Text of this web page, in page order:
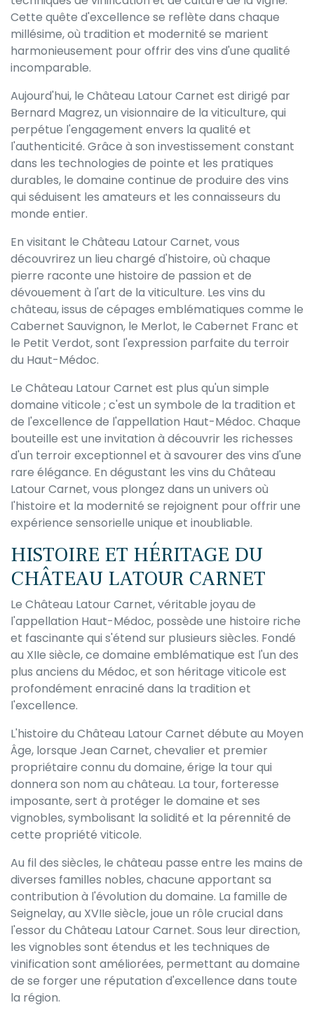
Cette quête d'excellence se reflète dans chaque
millésime, où tradition et modernité se marient
harmonieusement pour offrir des vins d'une qualité
incomparable.
Aujourd'hui, le Château Latour Carnet est dirigé par
Bernard Magrez, un visionnaire de la viticulture, qui
perpétue l'engagement envers la qualité et
l'authenticité. Grâce à son investissement constant
dans les technologies de pointe et les pratiques
durables, le domaine continue de produire des vins
qui séduisent les amateurs et les connaisseurs du
monde entier.
En visitant le Château Latour Carnet, vous
découvrirez un lieu chargé d'histoire, où chaque
pierre raconte une histoire de passion et de
dévouement à l'art de la viticulture. Les vins du
château, issus de cépages emblématiques comme le
Cabernet Sauvignon, le Merlot, le Cabernet Franc et
le Petit Verdot, sont l'expression parfaite du terroir
du Haut-Médoc.
Le Château Latour Carnet est plus qu'un simple
domaine viticole ; c'est un symbole de la tradition et
de l'excellence de l'appellation Haut-Médoc. Chaque
bouteille est une invitation à découvrir les richesses
d'un terroir exceptionnel et à savourer des vins d'une
rare élégance. En dégustant les vins du Château
Latour Carnet, vous plongez dans un univers où
l'histoire et la modernité se rejoignent pour offrir une
expérience sensorielle unique et inoubliable.
HISTOIRE ET HÉRITAGE DU
CHÂTEAU LATOUR CARNET
Le Château Latour Carnet, véritable joyau de
l'appellation Haut-Médoc, possède une histoire riche
et fascinante qui s'étend sur plusieurs siècles. Fondé
au XIIe siècle, ce domaine emblématique est l'un des
plus anciens du Médoc, et son héritage viticole est
profondément enraciné dans la tradition et
l'excellence.
L'histoire du Château Latour Carnet débute au Moyen
Âge, lorsque Jean Carnet, chevalier et premier
propriétaire connu du domaine, érige la tour qui
donnera son nom au château. La tour, forteresse
imposante, sert à protéger le domaine et ses
vignobles, symbolisant la solidité et la pérennité de
cette propriété viticole.
Au fil des siècles, le château passe entre les mains de
diverses familles nobles, chacune apportant sa
contribution à l'évolution du domaine. La famille de
Seignelay, au XVIIe siècle, joue un rôle crucial dans
l'essor du Château Latour Carnet. Sous leur direction,
les vignobles sont étendus et les techniques de
vinification sont améliorées, permettant au domaine
de se forger une réputation d'excellence dans toute
la région.